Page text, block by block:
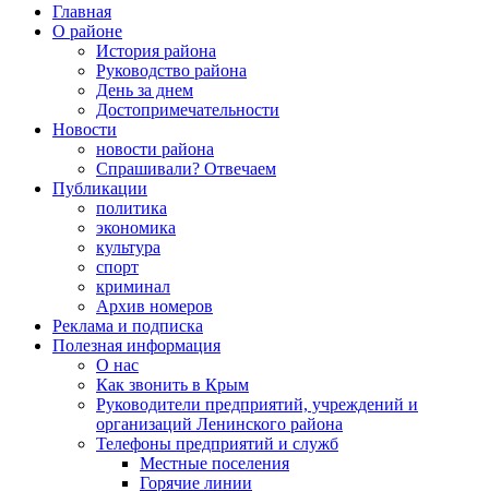
Главная
О районе
История района
Руководство района
День за днем
Достопримечательности
Новости
новости района
Спрашивали? Отвечаем
Публикации
политика
экономика
культура
спорт
криминал
Архив номеров
Реклама и подписка
Полезная информация
О нас
Как звонить в Крым
Руководители предприятий, учреждений и
организаций Ленинского района
Телефоны предприятий и служб
Местные поселения
Горячие линии